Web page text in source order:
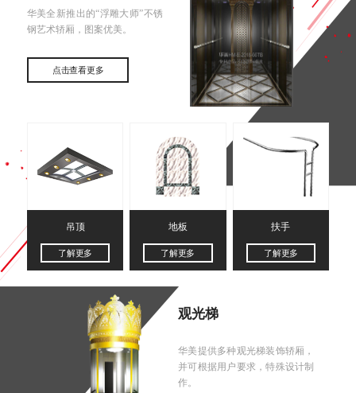
华美全新推出的“浮雕大师”不锈
钢艺术轿厢，图案优美。
点击查看更多
吊顶
了解更多
地板
了解更多
扶手
了解更多
观光梯
华美提供多种观光梯装饰轿厢，
并可根据用户要求，特殊设计制
作。